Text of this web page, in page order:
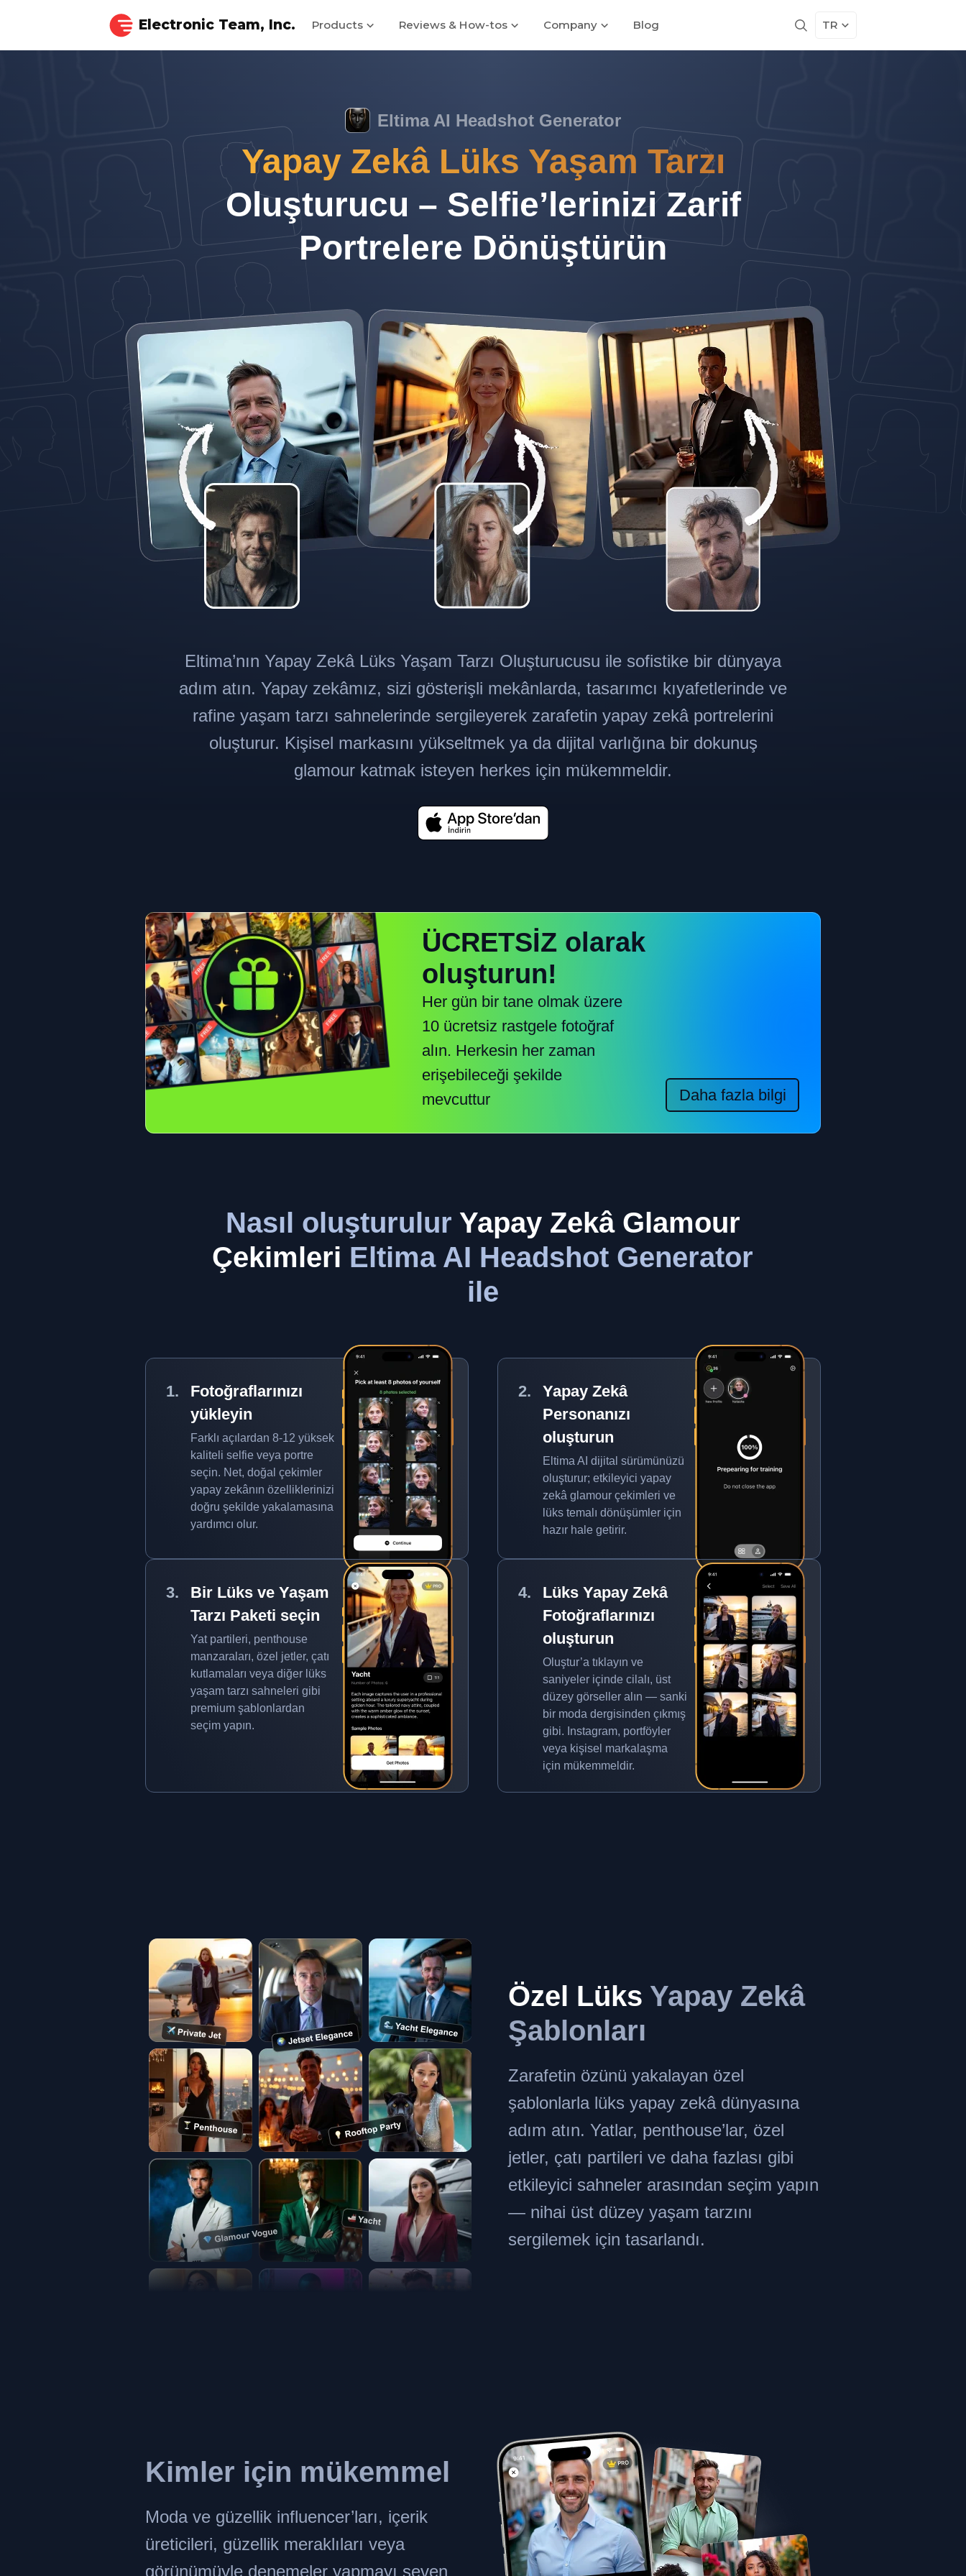
Electronic Team, Inc. TR
Products Reviews & How-tos Company Blog
Eltima AI Headshot Generator
Yapay Zekâ Lüks Yaşam Tarzı
Oluşturucu – Selfie’lerinizi Zarif
Portrelere Dönüştürün
Eltima’nın Yapay Zekâ Lüks Yaşam Tarzı Oluşturucusu ile sofistike bir dünyaya
adım atın. Yapay zekâmız, sizi gösterişli mekânlarda, tasarımcı kıyafetlerinde ve
rafine yaşam tarzı sahnelerinde sergileyerek zarafetin yapay zekâ portrelerini
oluşturur. Kişisel markasını yükseltmek ya da dijital varlığına bir dokunuş
glamour katmak isteyen herkes için mükemmeldir.
ÜCRETSİZ olarak
oluşturun!
Her gün bir tane olmak üzere
10 ücretsiz rastgele fotoğraf
alın. Herkesin her zaman
erişebileceği şekilde
mevcuttur
Daha fazla bilgi
Nasıl oluşturulur Yapay Zekâ Glamour
Çekimleri Eltima AI Headshot Generator
ile
Fotoğraflarınızı
yükleyin
Farklı açılardan 8-12 yüksek
kaliteli selfie veya portre
seçin. Net, doğal çekimler
yapay zekânın özelliklerinizi
doğru şekilde yakalamasına
yardımcı olur.
Yapay Zekâ
Personanızı
oluşturun
Eltima AI dijital sürümünüzü
oluşturur; etkileyici yapay
zekâ glamour çekimleri ve
lüks temalı dönüşümler için
hazır hale getirir.
Bir Lüks ve Yaşam
Tarzı Paketi seçin
Yat partileri, penthouse
manzaraları, özel jetler, çatı
kutlamaları veya diğer lüks
yaşam tarzı sahneleri gibi
premium şablonlardan
seçim yapın.
Lüks Yapay Zekâ
Fotoğraflarınızı
oluşturun
Oluştur’a tıklayın ve
saniyeler içinde cilalı, üst
düzey görseller alın — sanki
bir moda dergisinden çıkmış
gibi. Instagram, portföyler
veya kişisel markalaşma
için mükemmeldir.
Özel Lüks Yapay Zekâ
Şablonları
Zarafetin özünü yakalayan özel
şablonlarla lüks yapay zekâ dünyasına
adım atın. Yatlar, penthouse’lar, özel
jetler, çatı partileri ve daha fazlası gibi
etkileyici sahneler arasından seçim yapın
— nihai üst düzey yaşam tarzını
sergilemek için tasarlandı.
Kimler için mükemmel
Moda ve güzellik influencer’ları, içerik
üreticileri, güzellik meraklıları veya
görünümüyle denemeler yapmayı seven